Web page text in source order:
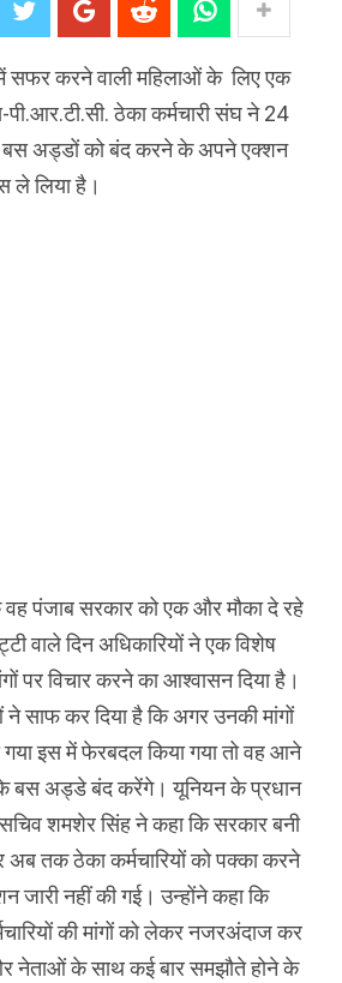
सफर करने वाली महिलाओं के लिए एक
ठेका कर्मचारी संघ ने 24
बस अड्डों को बंद करने के अपने एक्शन
ले लिया है।
वह पंजाब सरकार को एक और मौका दे रहे
वाले दिन अधिकारियों ने एक विशेष
पर विचार करने का आश्वासन दिया है।
साफ कर दिया है कि अगर उनकी मांगों
गया इस में फेरबदल किया गया तो वह आने
के बस अड्डे बंद करेंगे। यूनियन के प्रधान
शमशेर सिंह ने कहा कि सरकार बनी
तक ठेका कर्मचारियों को पक्का करने
जारी नहीं की गई। उन्होंने कहा कि
की मांगों को लेकर नजरअंदाज कर
नेताओं के साथ कई बार समझौते होने के